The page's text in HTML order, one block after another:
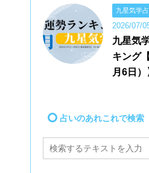
九星気学
2026/07/
九星気
キング
月6日）
占いのあれこれで検索